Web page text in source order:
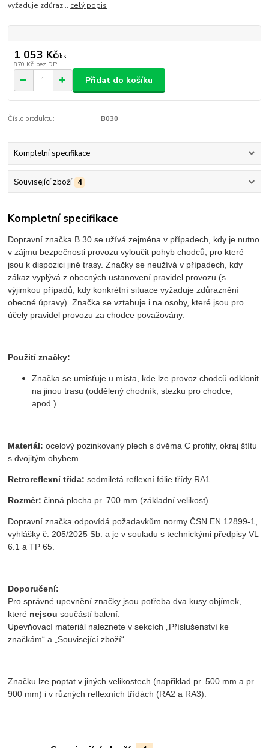
vyžaduje zdůraz... celý popis
1 053 Kč/ks
870 Kč bez DPH
Přidat do košíku
Číslo produktu: B030
Kompletní specifikace
Související zboží 4
Kompletní specifikace
Dopravní značka B 30 se užívá zejména v případech, kdy je nutno
v zájmu bezpečnosti provozu vyloučit pohyb chodců, pro které
jsou k dispozici jiné trasy. Značky se neužívá v případech, kdy
zákaz vyplývá z obecných ustanovení pravidel provozu (s
výjimkou případů, kdy konkrétní situace vyžaduje zdůraznění
obecné úpravy). Značka se vztahuje i na osoby, které jsou pro
účely pravidel provozu za chodce považovány.
Použití značky:
Značka se umisťuje u místa, kde lze provoz chodců odklonit
na jinou trasu (oddělený chodník, stezku pro chodce,
apod.).
Materiál: ocelový pozinkovaný plech s dvěma C profily, okraj štítu
s dvojitým ohybem
Retroreflexní třída: sedmiletá reflexní fólie třídy RA1
Rozměr: činná plocha pr. 700 mm (základní velikost)
Dopravní značka odpovídá požadavkům normy ČSN EN 12899-1,
vyhlášky č. 205/2025 Sb. a je v souladu s technickými předpisy VL
6.1 a TP 65.
Doporučení:
Pro správné upevnění značky jsou potřeba dva kusy objímek,
které nejsou součástí balení.
Upevňovací materiál naleznete v sekcích „Příslušenství ke
značkám“ a „Související zboží“.
Značku lze poptat v jiných velikostech (napřiklad pr. 500 mm a pr.
900 mm) i v různých reflexních třídách (RA2 a RA3).